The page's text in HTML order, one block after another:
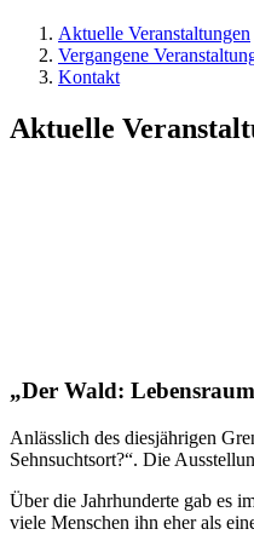
Aktuelle Veranstaltungen
Vergangene
Kontakt
Aktuelle
„Der Wald:
Anlässlich des diesjährigen
Sehnsuchtsort?“. Die
Über die Jahrhunderte gab es
viele Menschen ihn eher als